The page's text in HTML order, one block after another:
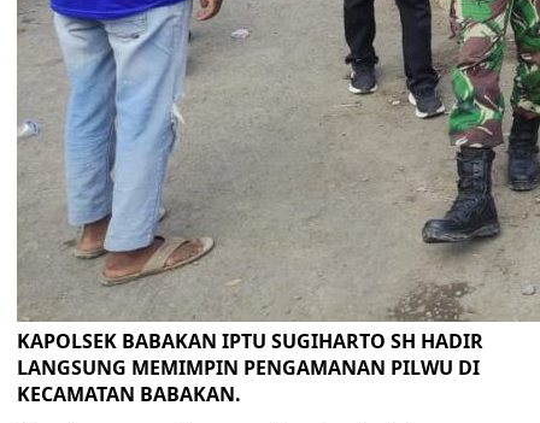
KAPOLSEK BABAKAN IPTU SUGIHARTO SH HADIR
LANGSUNG MEMIMPIN PENGAMANAN PILWU DI
KECAMATAN BABAKAN.